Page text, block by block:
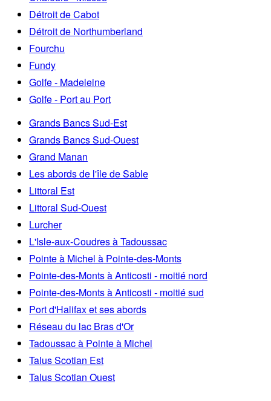
Détroit de Cabot
Détroit de Northumberland
Fourchu
Fundy
Golfe - Madeleine
Golfe - Port au Port
Grands Bancs Sud-Est
Grands Bancs Sud-Ouest
Grand Manan
Les abords de l'île de Sable
Littoral Est
Littoral Sud-Ouest
Lurcher
L'Isle-aux-Coudres à Tadoussac
Pointe à Michel à Pointe-des-Monts
Pointe-des-Monts à Anticosti - moitié nord
Pointe-des-Monts à Anticosti - moitié sud
Port d'Halifax et ses abords
Réseau du lac Bras d'Or
Tadoussac à Pointe à Michel
Talus Scotian Est
Talus Scotian Ouest